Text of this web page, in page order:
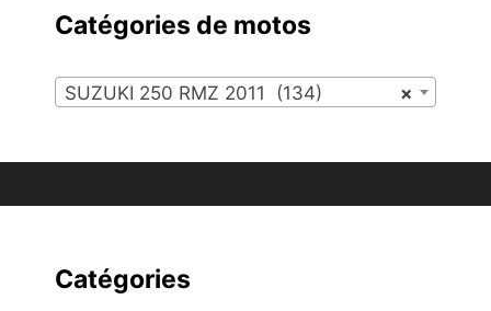
Catégories de motos
×
SUZUKI 250 RMZ 2011 (134)
Catégories